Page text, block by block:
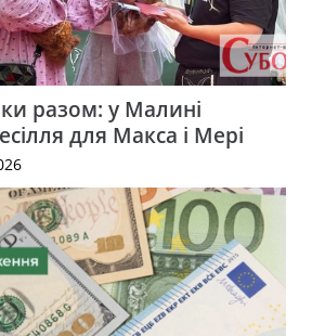
разом: у Малині
для Макса і Мері